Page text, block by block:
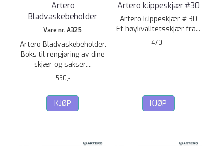
Artero
Bladvaskebeholder
Vare nr. A325
Artero Bladvaskebeholder.
Boks til rengjøring av dine
skjær og sakser....
550,-
KJØP
Artero klippeskjær #30
Artero klippeskjær # 30
Et høykvalitetsskjær fra...
470,-
KJØP